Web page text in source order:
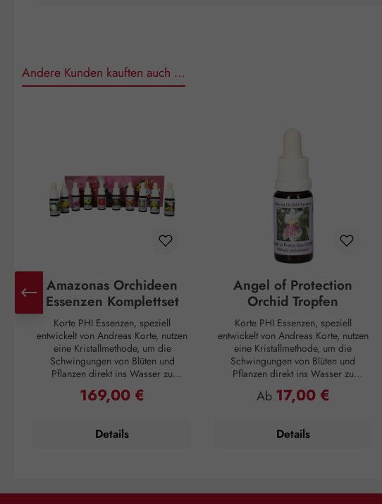
Andere Kunden kauften auch …
Amazonas Orchideen
Essenzen Komplettset
Korte PHI Essenzen, speziell
entwickelt von Andreas Korte, nutzen
eine Kristallmethode, um die
Schwingungen von Blüten und
Pflanzen direkt ins Wasser zu
übertragen. Diese Essenzen sollen
helfen, innere und äußere Harmonie
unterstützen und die Verbindung zu
Regulärer Preis:
169,00 €
Details
Angel of Protection
Orchid Tropfen
Korte PHI Essenzen, speziell
entwickelt von Andreas Korte, nutzen
eine Kristallmethode, um die
Schwingungen von Blüten und
Pflanzen direkt ins Wasser zu
übertragen. Diese Essenzen sollen
helfen, innere und äußere Harmonie
unterstützen und die Verbindung zu
Regulärer Preis:
Ab 17,00 €
Details